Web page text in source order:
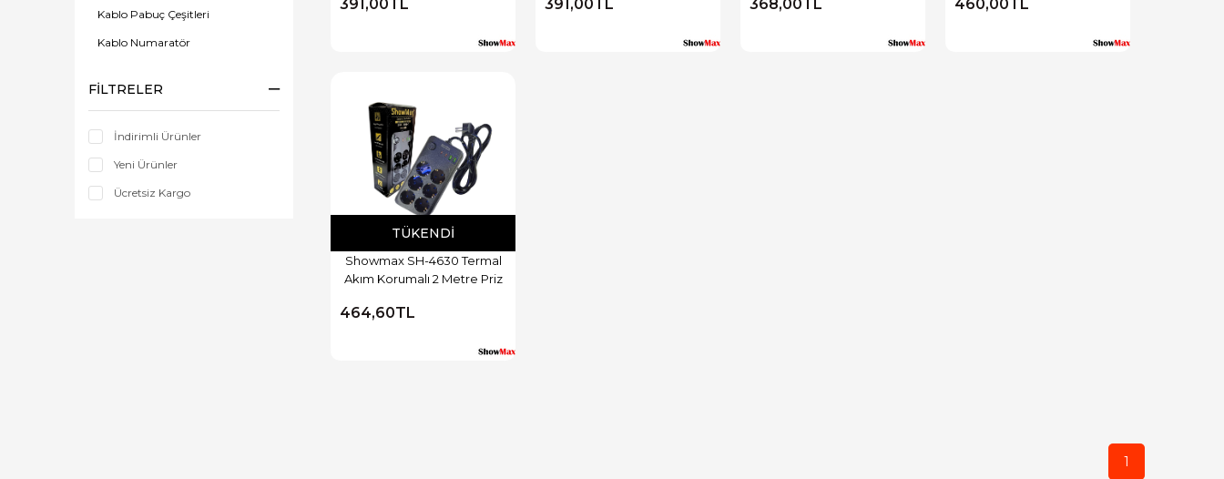
Kablo Pabuç Çeşitleri
Kablo Numaratör
Grup Priz
Uzatma Kablosu
FILTRELER
İndirimli Ürünler
Yeni Ürünler
Ücretsiz Kargo
391,00TL 391,00TL 368,00TL 460,00TL
TÜKENDI
Showmax SH-4630 Termal
Akım Korumalı 2 Metre Priz
464,60TL
1